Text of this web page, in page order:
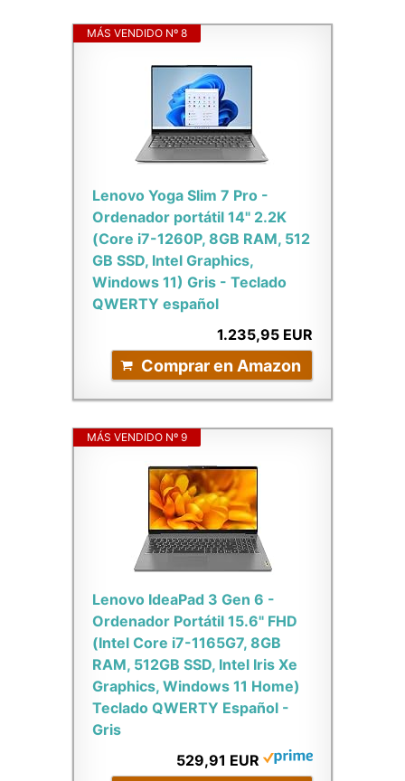
MÁS VENDIDO Nº 8
Lenovo Yoga Slim 7 Pro -
Ordenador portátil 14" 2.2K
(Core i7-1260P, 8GB RAM, 512
GB SSD, Intel Graphics,
Windows 11) Gris - Teclado
QWERTY español
1.235,95 EUR
Comprar en Amazon
MÁS VENDIDO Nº 9
Lenovo IdeaPad 3 Gen 6 -
Ordenador Portátil 15.6" FHD
(Intel Core i7-1165G7, 8GB
RAM, 512GB SSD, Intel Iris Xe
Graphics, Windows 11 Home)
Teclado QWERTY Español -
Gris
529,91 EUR